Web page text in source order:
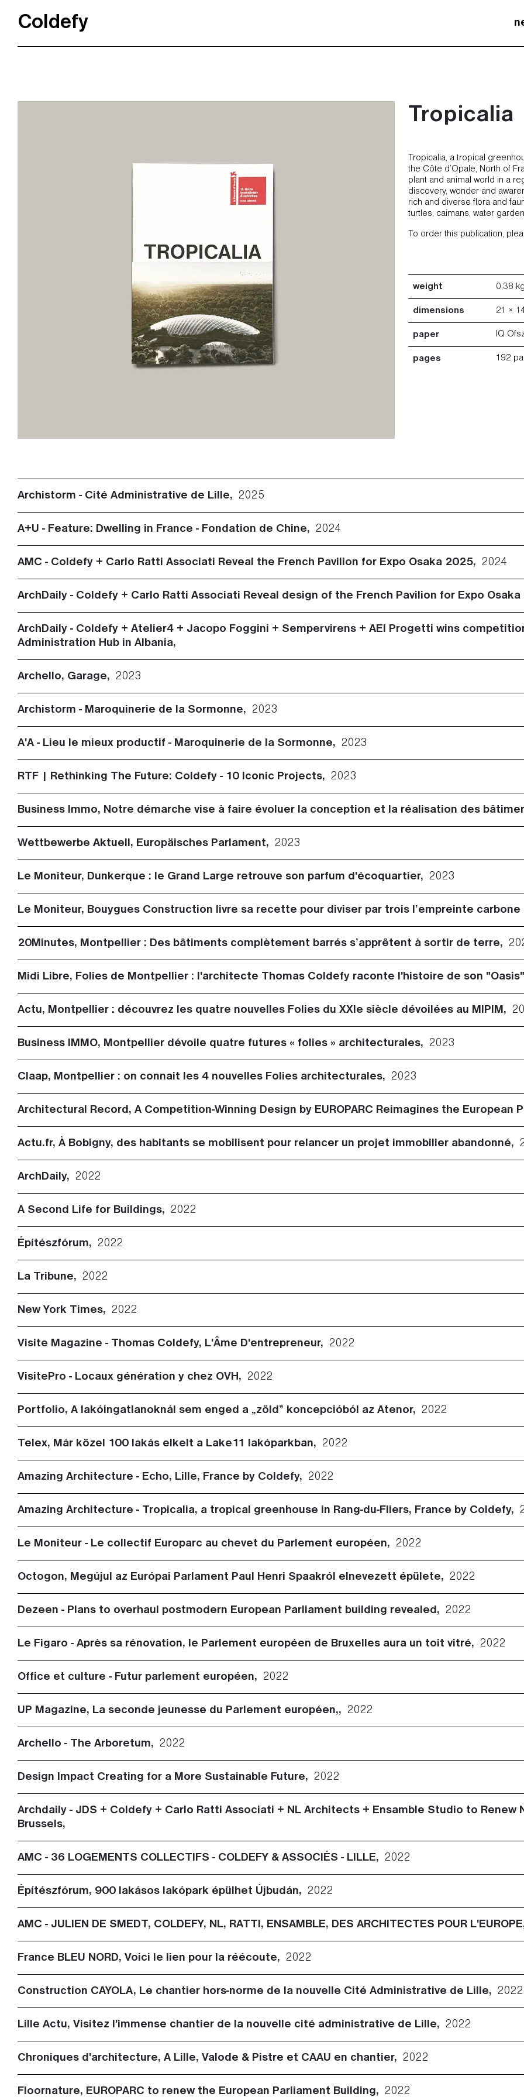
Main Navigation
Coldefy
Tropicalia
Tropicalia, a tropical
the Côte d’Opale, North of
plant and animal world in a
discovery, wonder and
rich and diverse flora and
turtles, caimans, water
To order this publication,
weight 0,38
dimensions 21 ×
paper IQ
pages 192
Archistorm - Cité Administrative de Lille, 2025
A+U - Feature: Dwelling in France - Fondation de Chine, 2024
AMC - Coldefy + Carlo Ratti Associati Reveal the French Pavilion for Expo Osaka 2025, 2024
ArchDaily - Coldefy + Carlo Ratti Associati Reveal design of the French Pavilion for Expo
ArchDaily - Coldefy + Atelier4 + Jacopo Foggini + Sempervirens + AEI Progetti wins
Administration Hub in Albania,
Archello, Garage, 2023
Archistorm - Maroquinerie de la Sormonne, 2023
A'A - Lieu le mieux productif - Maroquinerie de la Sormonne, 2023
RTF | Rethinking The Future: Coldefy - 10 Iconic Projects, 2023
Business Immo, Notre démarche vise à faire évoluer la conception et la réalisation des
Wettbewerbe Aktuell, Europäisches Parlament, 2023
Le Moniteur, Dunkerque : le Grand Large retrouve son parfum d'écoquartier, 2023
Le Moniteur, Bouygues Construction livre sa recette pour diviser par trois l’empreinte
20Minutes, Montpellier : Des bâtiments complètement barrés s’apprêtent à sortir de terre,
Midi Libre, Folies de Montpellier : l'architecte Thomas Coldefy raconte l'histoire de son
Actu, Montpellier : découvrez les quatre nouvelles Folies du XXIe siècle dévoilées au MIPIM,
Business IMMO, Montpellier dévoile quatre futures « folies » architecturales, 2023
Claap, Montpellier : on connait les 4 nouvelles Folies architecturales, 2023
Architectural Record, A Competition-Winning Design by EUROPARC Reimagines the
Actu.fr, À Bobigny, des habitants se mobilisent pour relancer un projet immobilier abandonné,
ArchDaily, 2022
A Second Life for Buildings, 2022
Építészfórum, 2022
La Tribune, 2022
New York Times, 2022
Visite Magazine - Thomas Coldefy, L'Âme D'entrepreneur, 2022
VisitePro - Locaux génération y chez OVH, 2022
Portfolio, A lakóingatlanoknál sem enged a „zöld” koncepcióból az Atenor, 2022
Telex, Már közel 100 lakás elkelt a Lake11 lakóparkban, 2022
Amazing Architecture - Echo, Lille, France by Coldefy, 2022
Amazing Architecture - Tropicalia, a tropical greenhouse in Rang-du-Fliers, France by Coldefy,
Le Moniteur - Le collectif Europarc au chevet du Parlement européen, 2022
Octogon, Megújul az Európai Parlament Paul Henri Spaakról elnevezett épülete, 2022
Dezeen - Plans to overhaul postmodern European Parliament building revealed, 2022
Le Figaro - Après sa rénovation, le Parlement européen de Bruxelles aura un toit vitré, 2022
Office et culture - Futur parlement européen, 2022
UP Magazine, La seconde jeunesse du Parlement européen,, 2022
Archello - The Arboretum, 2022
Design Impact Creating for a More Sustainable Future, 2022
Archdaily - JDS + Coldefy + Carlo Ratti Associati + NL Architects + Ensamble Studio to Renew
Brussels,
AMC - 36 LOGEMENTS COLLECTIFS - COLDEFY & ASSOCIÉS - LILLE, 2022
Építészfórum, 900 lakásos lakópark épülhet Újbudán, 2022
AMC - JULIEN DE SMEDT, COLDEFY, NL, RATTI, ENSAMBLE, DES ARCHITECTES POUR
France BLEU NORD, Voici le lien pour la réécoute, 2022
Construction CAYOLA, Le chantier hors-norme de la nouvelle Cité Administrative de Lille, 2022
Lille Actu, Visitez l'immense chantier de la nouvelle cité administrative de Lille, 2022
Chroniques d'architecture, A Lille, Valode & Pistre et CAAU en chantier, 2022
Floornature, EUROPARC to renew the European Parliament Building, 2022